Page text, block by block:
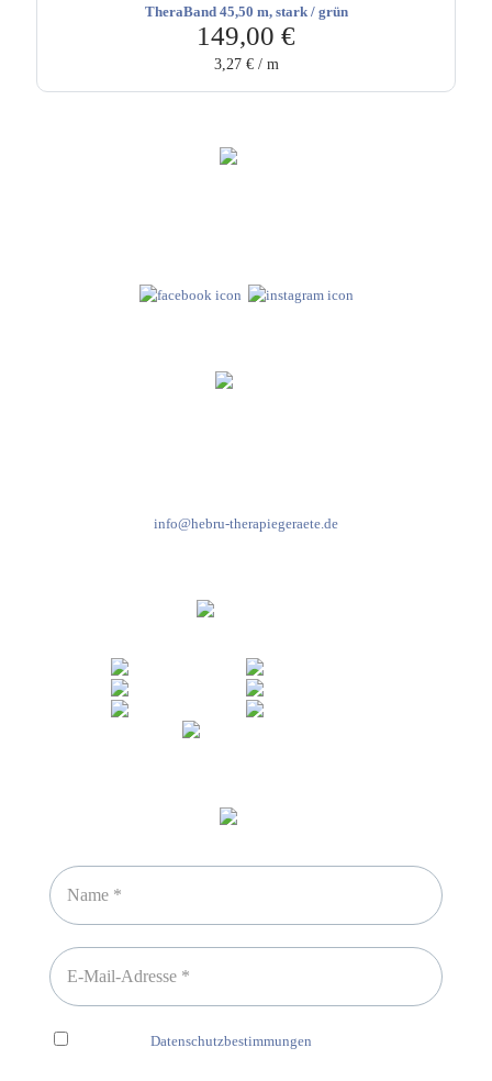
TheraBand 45,50 m, stark / grün
149,00 €
3,27 €/ m
info@hebru-therapiegeraete.de
Datenschutzbestimmungen